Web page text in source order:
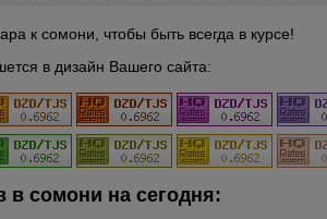
к сомони, чтобы быть всегда в курсе!
в дизайн Вашего сайта:
в сомони на сегодня: